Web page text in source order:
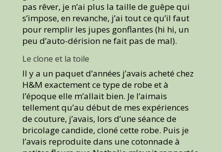
pas rêver, je n’ai plus la taille de guêpe qui
s’impose, en revanche, j’ai tout ce qu’il faut
pour remplir les jupes gonflantes (hi hi, un
peu d’auto-dérision ne fait pas de mal).
Le clone et la toile
Il y a un paquet d’années j’avais acheté chez
H&M exactement ce type de robe et à
l’époque elle m’allait bien. Je l’aimais
tellement qu’au début de mes expériences
de couture, j’avais, lors d’une séance de
bricolage candide, cloné cette robe. Puis je
l’avais reproduite dans une cotonnade à